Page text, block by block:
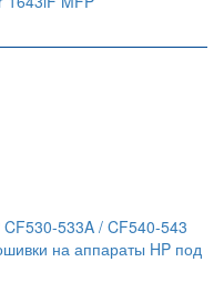
533A / CF540-543
на аппараты HP под